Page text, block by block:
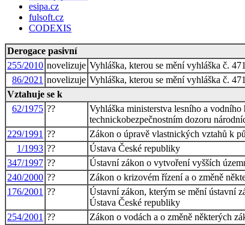
esipa.cz
fulsoft.cz
CODEXIS
Derogace pasivní
255/2010 novelizuje Vyhláška, kterou se mění vyhláška č.
86/2021 novelizuje Vyhláška, kterou se mění vyhláška č.
Vztahuje se k
62/1975 ??
Vyhláška ministerstva lesního a
technickobezpečnostním dozoru
229/1991 ??
Zákon o úpravě vlastnických vztahů k
1/1993 ??
Ústava České republiky
347/1997 ??
Ústavní zákon o vytvoření vyšších
240/2000 ??
Zákon o krizovém řízení a o změně
176/2001 ??
Ústavní zákon, kterým se mění ústavní
Ústava České republiky
254/2001 ??
Zákon o vodách a o změně některých